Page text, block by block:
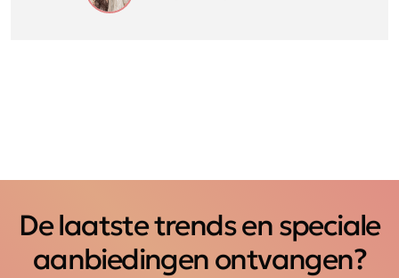
De laatste trends en speciale
aanbiedingen ontvangen?